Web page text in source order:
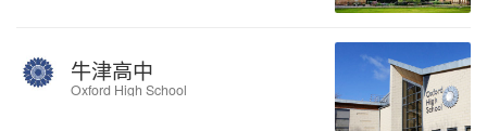
牛津高中
Oxford High School